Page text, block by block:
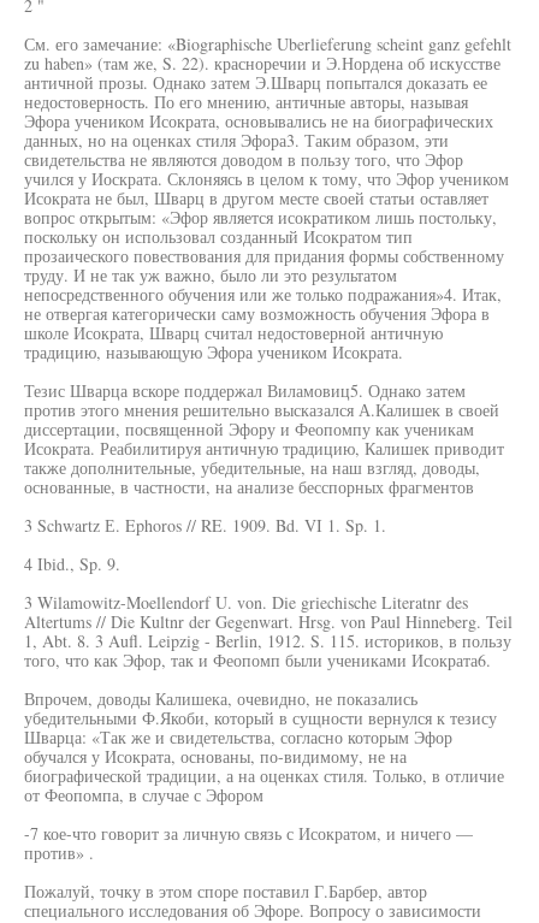
2 "
См. его замечание: «Biographische Uberlieferung scheint ganz gefehlt
zu haben» (там же, S. 22). красноречии и Э.Нордена об искусстве
античной прозы. Однако затем Э.Шварц попытался доказать ее
недостоверность. По его мнению, античные авторы, называя
Эфора учеником Исократа, основывались не на биографических
данных, но на оценках стиля Эфора3. Таким образом, эти
свидетельства не являются доводом в пользу того, что Эфор
учился у Иоскрата. Склоняясь в целом к тому, что Эфор учеником
Исократа не был, Шварц в другом месте своей статьи оставляет
вопрос открытым: «Эфор является исократиком лишь постольку,
поскольку он использовал созданный Исократом тип
прозаического повествования для придания формы собственному
труду. И не так уж важно, было ли это результатом
непосредственного обучения или же только подражания»4. Итак,
не отвергая категорически саму возможность обучения Эфора в
школе Исократа, Шварц считал недостоверной античную
традицию, называющую Эфора учеником Исократа.
Тезис Шварца вскоре поддержал Виламовиц5. Однако затем
против этого мнения решительно высказался А.Калишек в своей
диссертации, посвященной Эфору и Феопомпу как ученикам
Исократа. Реабилитируя античную традицию, Калишек приводит
также дополнительные, убедительные, на наш взгляд, доводы,
основанные, в частности, на анализе бесспорных фрагментов
3 Schwartz Е. Ephoros // RE. 1909. Bd. VI 1. Sp. 1.
4 Ibid., Sp. 9.
3 Wilamowitz-Moellendorf U. von. Die griechische Literatnr des
Altertums // Die Kultnr der Gegenwart. Hrsg. von Paul Hinneberg. Teil
1, Abt. 8. 3 Aufl. Leipzig - Berlin, 1912. S. 115. историков, в пользу
того, что как Эфор, так и Феопомп были учениками Исократа6.
Впрочем, доводы Калишека, очевидно, не показались
убедительными Ф.Якоби, который в сущности вернулся к тезису
Шварца: «Так же и свидетельства, согласно которым Эфор
обучался у Исократа, основаны, по-видимому, не на
биографической традиции, а на оценках стиля. Только, в отличие
от Феопомпа, в случае с Эфором
-7 кое-что говорит за личную связь с Исократом, и ничего —
против» .
Пожалуй, точку в этом споре поставил Г.Барбер, автор
специального исследования об Эфоре. Вопросу о зависимости